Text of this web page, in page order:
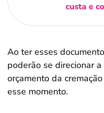
custa e
Ao ter esses
poderão se direcionar
orçamento da
esse momento.